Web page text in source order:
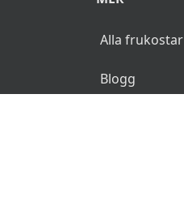
Alla frukostar
Blogg